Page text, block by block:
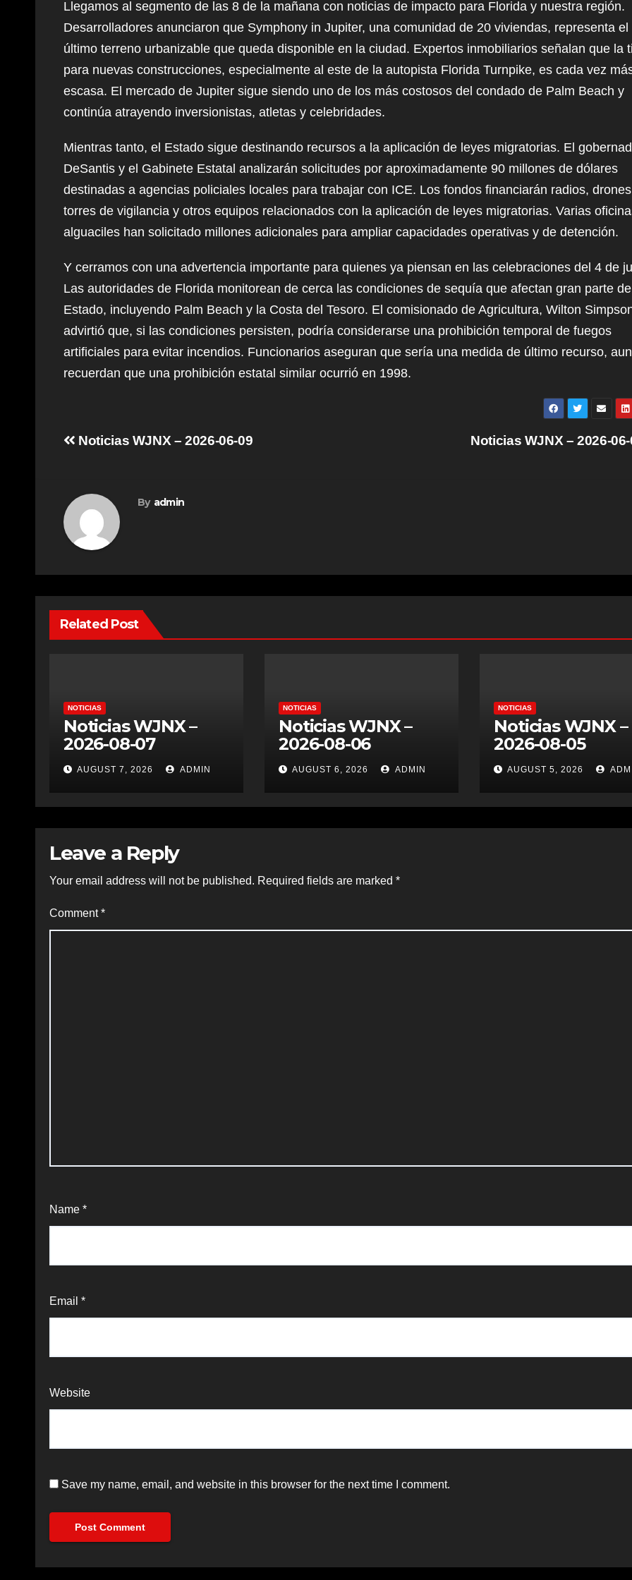
to
or
Llegamos al segmento de las 8 de la mañana con noticias de impacto para Florida y nuestra región.
Desarrolladores anunciaron que Symphony in Jupiter, una comunidad de 20 viviendas, representa el
último terreno urbanizable que queda disponible en la ciudad. Expertos inmobiliarios señalan que la
para nuevas construcciones, especialmente al este de la autopista Florida Turnpike, es cada vez
escasa. El mercado de Jupiter sigue siendo uno de los más costosos del condado de Palm Beach y
continúa atrayendo inversionistas, atletas y celebridades.
Mientras tanto, el Estado sigue destinando recursos a la aplicación de leyes migratorias. El
DeSantis y el Gabinete Estatal analizarán solicitudes por aproximadamente 90 millones de dólares
destinadas a agencias policiales locales para trabajar con ICE. Los fondos financiarán radios,
torres de vigilancia y otros equipos relacionados con la aplicación de leyes migratorias. Varias
alguaciles han solicitado millones adicionales para ampliar capacidades operativas y de detención.
Y cerramos con una advertencia importante para quienes ya piensan en las celebraciones del 4 de
Las autoridades de Florida monitorean de cerca las condiciones de sequía que afectan gran parte
Estado, incluyendo Palm Beach y la Costa del Tesoro. El comisionado de Agricultura, Wilton
advirtió que, si las condiciones persisten, podría considerarse una prohibición temporal de fuegos
artificiales para evitar incendios. Funcionarios aseguran que sería una medida de último recurso,
recuerdan que una prohibición estatal similar ocurrió en 1998.
Post
Noticias WJNX – 2026-
Noticias WJNX – 2026-06-09
By admin
Related Post
NOTICIAS
Noticias WJNX –
2026-08-07
AUGUST 7, 2026 ADMIN
NOTICIAS
Noticias WJNX –
2026-08-06
AUGUST 6, 2026 ADMIN
NOTICIAS
Noticias WJNX –
2026-08-05
AUGUST 5, 2026
Leave a Reply
Your email address will not be published. Required fields are marked *
Comment*
Name *
Email *
Website
Save my name, email, and website in this browser for the next time I comment.